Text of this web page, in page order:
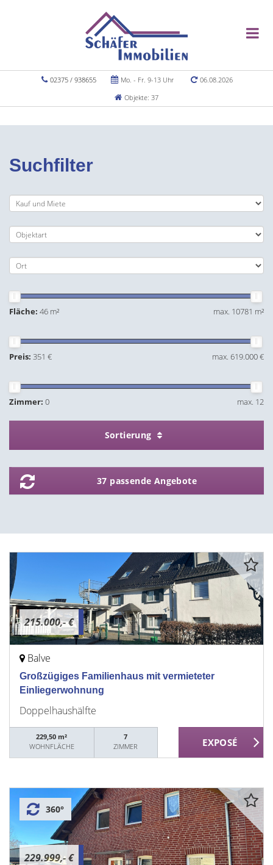
02375 / 938655 Mo. - Fr. 9-13 Uhr
06.08.2026
Objekte: 37
Suchfilter
Fläche: 46 m² max. 10781 m²
Preis: 351 € max. 619.000 €
Zimmer: 0 max. 12
Sortierung
37 passende Angebote
215.000,- €
Balve
Großzügiges Familienhaus mit vermieteter
Einliegerwohnung
Doppelhaushälfte
229,50 m²
WOHNFLÄCHE
7
ZIMMER
229.999,- €
360°